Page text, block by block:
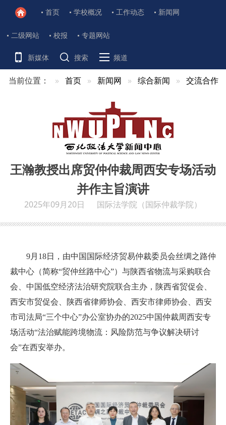
首页 学校概况 工作动态 新闻网
二级网站 校报 专题网站
新媒体 搜索 频道
当前位置： 首页 新闻网 综合新闻 交流合作
王瀚教授出席贸仲仲裁周西安专场活动
并作主旨演讲
2025年09月20日 国际法学院（国际仲裁学院）
9月18日，由中国国际经济贸易仲裁委员会丝绸之路仲
裁中心（简称“贸仲丝路中心”）与陕西省物流与采购联合
会、中国低空经济法治研究院联合主办，陕西省贸促会、
西安市贸促会、陕西省律师协会、西安市律师协会、西安
市司法局“三个中心”办公室协办的2025中国仲裁周西安专
场活动“法治赋能跨境物流：风险防范与争议解决研讨
会”在西安举办。